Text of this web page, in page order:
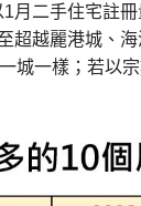
月二手住宅註
越麗港城、
城一樣；若以